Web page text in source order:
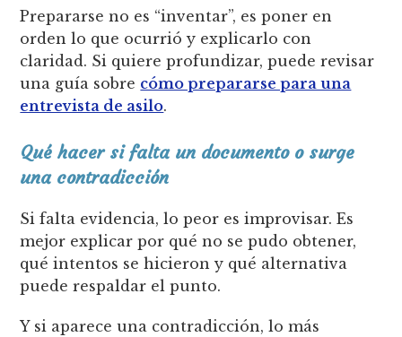
Prepararse no es “inventar”, es poner en
orden lo que ocurrió y explicarlo con
claridad. Si quiere profundizar, puede revisar
una guía sobre cómo prepararse para una
entrevista de asilo.
Qué hacer si falta un documento o surge
una contradicción
Si falta evidencia, lo peor es improvisar. Es
mejor explicar por qué no se pudo obtener,
qué intentos se hicieron y qué alternativa
puede respaldar el punto.
Y si aparece una contradicción, lo más